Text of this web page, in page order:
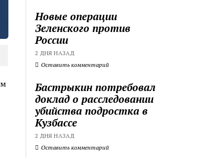
Новые операции
Зеленского против
России
2 ДНЯ НАЗАД
Оставить комментарий
Бастрыкин потребовал
доклад о расследовании
убийства подростка в
Кузбассе
2 ДНЯ НАЗАД
Оставить комментарий